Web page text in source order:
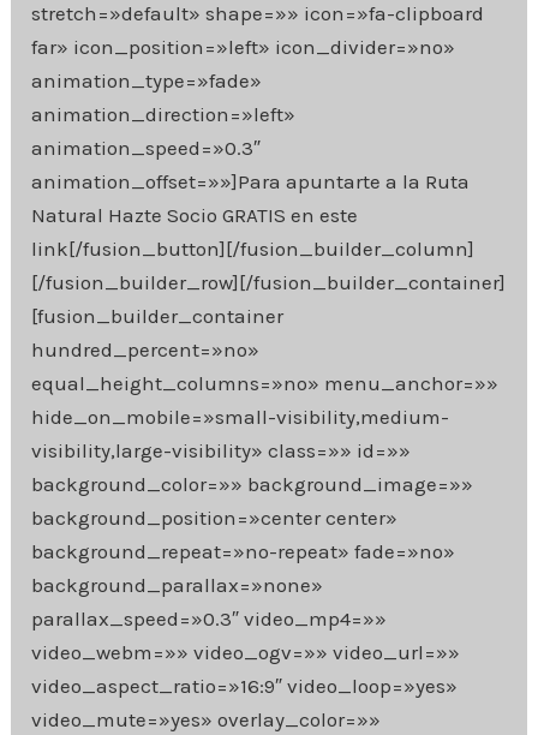
stretch=»default» shape=»» icon=»fa-clipboard
far» icon_position=»left» icon_divider=»no»
animation_type=»fade»
animation_direction=»left»
animation_speed=»0.3″
animation_offset=»»]Para apuntarte a la Ruta
Natural Hazte Socio GRATIS en este
link[/fusion_button][/fusion_builder_column]
[/fusion_builder_row][/fusion_builder_container]
[fusion_builder_container
hundred_percent=»no»
equal_height_columns=»no» menu_anchor=»»
hide_on_mobile=»small-visibility,medium-
visibility,large-visibility» class=»» id=»»
background_color=»» background_image=»»
background_position=»center center»
background_repeat=»no-repeat» fade=»no»
background_parallax=»none»
parallax_speed=»0.3″ video_mp4=»»
video_webm=»» video_ogv=»» video_url=»»
video_aspect_ratio=»16:9″ video_loop=»yes»
video_mute=»yes» overlay_color=»»